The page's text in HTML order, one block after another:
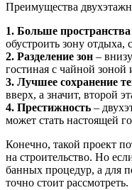
Преимущества
1. Больше пространства
обустроить зону
2. Разделение зон –
гостиная с чайной зоной
3. Лучшее сохранение
вверх, а значит, второй
4. Престижность –
может стать настоящей
Конечно, такой проект
на строительство. Но
банных процедур, а для
точно стоит рассмотреть.